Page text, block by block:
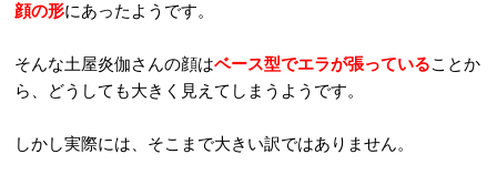
顔の形にあったようです。
そんな土屋炎伽さんの顔はベース型でエラが張っていることか
ら、どうしても大きく見えてしまうようです。
しかし実際には、そこまで大きい訳ではありません。